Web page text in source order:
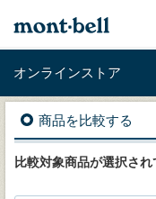
オンラインストア
商品を比較する
比較対象商品が選択さ